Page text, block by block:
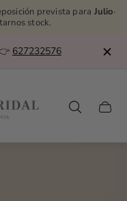
prevista para Julio·
stock.
627232576
Cart